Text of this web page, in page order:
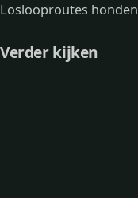
Loslooproutes honden
Verder kijken